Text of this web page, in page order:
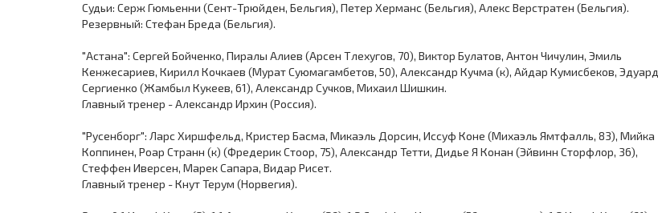
Судьи: Серж Гюмьенни (Сент-Трюйден, Бельгия), Петер Херманс (Бельгия), Алекс Верстратен (Бельгия).
Резервный: Стефан Бреда (Бельгия).
"Астана": Сергей Бойченко, Пиралы Алиев (Арсен Тлехугов, 70), Виктор Булатов, Антон Чичулин, Эмиль
Кенжесариев, Кирилл Кочкаев (Мурат Суюмагамбетов, 50), Александр Кучма (к), Айдар Кумисбеков, Эдуард
Сергиенко (Жамбыл Кукеев, 61), Александр Сучков, Михаил Шишкин.
Главный тренер - Александр Ирхин (Россия).
"Русенборг": Ларс Хиршфельд, Кристер Басма, Микаэль Дорсин, Иссуф Коне (Михаэль Ямтфалль, 83), Мийка
Коппинен, Роар Странн (к) (Фредерик Стоор, 75), Александр Тетти, Дидье Я Конан (Эйвинн Сторфлор, 36),
Стеффен Иверсен, Марек Сапара, Видар Рисет.
Главный тренер - Кнут Терум (Норвегия).